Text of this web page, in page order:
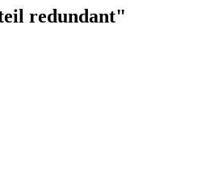
redundant"